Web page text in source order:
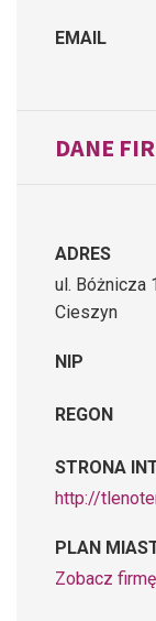
EMAIL
DANE
ADRES
ul. Bóżnicza
Cieszyn
NIP
REGON
STRONA
http://
PLAN
Zobacz